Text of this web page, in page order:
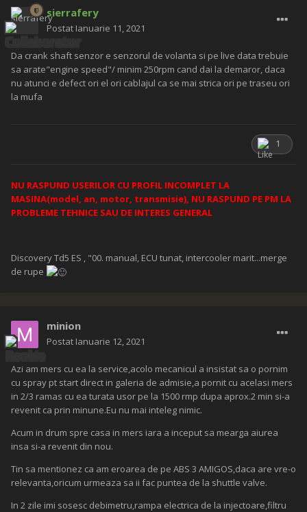
sierrafery
Postat Ianuarie 11, 2021
Da crank shaft senzor e senzorul de volanta si pe live data trebuie
sa arate"engine speed"/ minim 250rpm cand dai la demaror, daca
nu atunci e defect ori el ori cablajul ca se mai strica ori pe traseu ori
la mufa
1
NU RASPUND USERILOR CU PROFIL INCOMPLET LA
MASINA(model, an, motor, transmisie), NU RASPUND PE PM LA
PROBLEME TEHNICE SAU DE INTERES GENERAL
Discovery Td5 ES , "00. manual, ECU tunat, intercooler marit...merge
de rupe
minion
Postat Ianuarie 12, 2021
Azi am mers cu ea la service,acolo mecanicul a insistat sa o pornim
cu spray pt start direct in galeria de admisie,a pornit cu acelasi mers
in 2/3 ramas cu ea turata usor pe la 1500 rmp dupa aprox.2 min si-a
revenit ca prin minune.Eu nu mai inteleg nimic.
Acum in drum spre casa in mers iara a inceput sa mearga aiurea
insa si-a revenit din nou.
Tin sa mentionez ca am eroarea de pe ABS 3 AMIGOS,daca are vre-o
relevanta,oricum urmeaza sa ii fac puntea de la shuttle valve.
In 2 zile imi sosesc debimetru,rampa electrica de la injectoare,filtru